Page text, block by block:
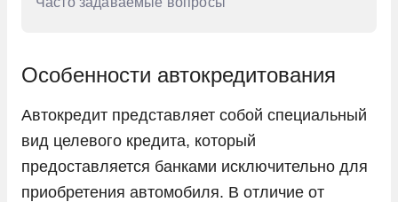
Lifan
Livan
LiXiang
Особенности автокредитования
Автокредит представляет собой специальный
вид целевого кредита, который
предоставляется банками исключительно для
приобретения автомобиля. В отличие от